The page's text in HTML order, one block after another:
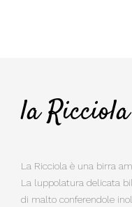
la Ricciola
La Ricciola è una birra
La luppolatura delicata
di malto conferendole